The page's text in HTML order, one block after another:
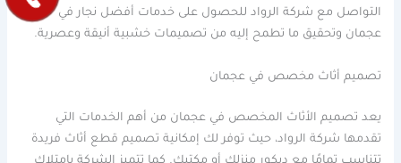
التواصل مع شركة الرواد للحصول على خدمات أفضل نجار في
عجمان وتحقيق ما تطمح إليه من تصميمات خشبية أنيقة وعصرية.
تصميم أثاث مخصص في عجمان
يعد تصميم الأثاث المخصص في عجمان من أهم الخدمات التي
تقدمها شركة الرواد، حيث توفر لك إمكانية تصميم قطع أثاث فريدة